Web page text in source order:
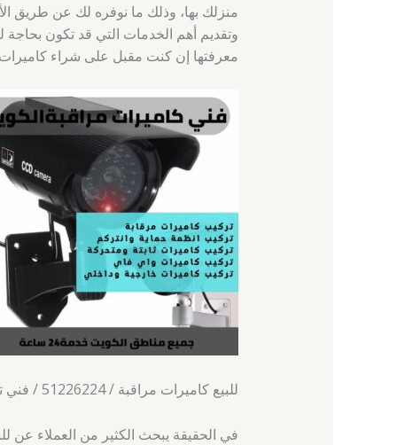
منزلك بها، وذلك ما نوفره لك عن طريق
وتقديم أهم الخدمات التي قد تكون
معرفتها إن كنت مقبل على شراء كاميرات
للبيع كاميرات مراقبة / 51226224 / فني تركيب كاميرات مراقبة